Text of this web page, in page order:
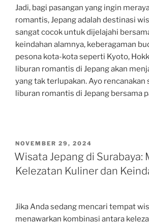
Jadi, bagi pasangan yang ingin
romantis, Jepang adalah destinasi
sangat cocok untuk dijelajahi
keindahan alamnya, keberagaman
pesona kota-kota seperti Kyoto,
liburan romantis di Jepang akan
yang tak terlupakan. Ayo rencanakan
liburan romantis di Jepang bersama
POSTED
ON
NOVEMBER 29, 2024
Wisata Jepang di Surabaya:
Kelezatan Kuliner dan
Jika Anda sedang mencari tempat
menawarkan kombinasi antara